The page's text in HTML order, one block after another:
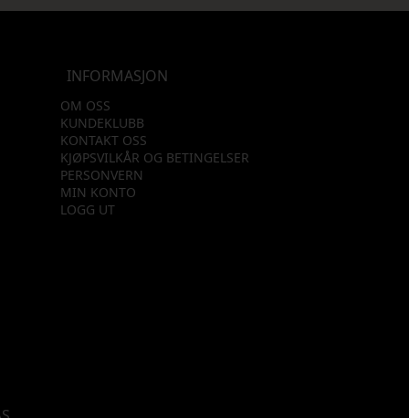
INFORMASJON
OM OSS
KUNDEKLUBB
KONTAKT OSS
KJØPSVILKÅR OG BETINGELSER
PERSONVERN
MIN KONTO
LOGG UT